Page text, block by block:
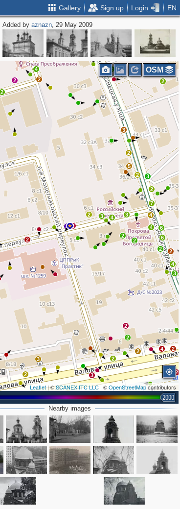
Gallery Sign up Login EN
Added byaznazn, 29 May 2009
2
4 2
7
4
3
2
2
5
2
3
2
2
2
2
2
4
2
2
2
2
3
2 3 4 3
2
2
4 6
2
6
2
3
4
2
2
2
3
2
3
2
2
Leaflet| ©SCANEX ITC LLC| ©OpenStreetMapcontributors
2000
OSM
Nearby images